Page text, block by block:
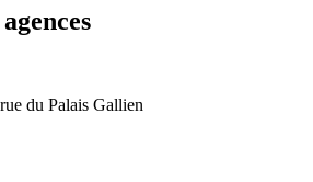
du Palais Gallien